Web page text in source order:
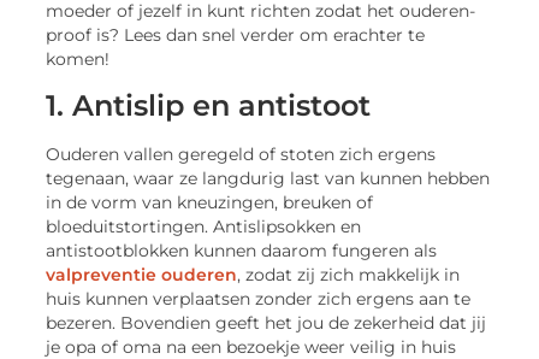
moeder of jezelf in kunt richten zodat het ouderen-
proof is? Lees dan snel verder om erachter te
komen!
1. Antislip en antistoot
Ouderen vallen geregeld of stoten zich ergens
tegenaan, waar ze langdurig last van kunnen hebben
in de vorm van kneuzingen, breuken of
bloeduitstortingen. Antislipsokken en
antistootblokken kunnen daarom fungeren als
valpreventie ouderen, zodat zij zich makkelijk in
huis kunnen verplaatsen zonder zich ergens aan te
bezeren. Bovendien geeft het jou de zekerheid dat jij
je opa of oma na een bezoekje weer veilig in huis